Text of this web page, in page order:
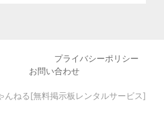
プライバシーポリシー
お問い合わせ
んねる[無料掲示板レンタルサービス]